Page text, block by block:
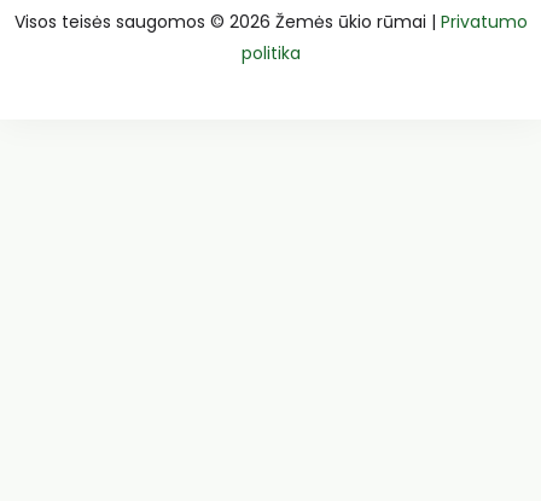
Visos teisės saugomos © 2026 Žemės ūkio rūmai | Privatumo
politika